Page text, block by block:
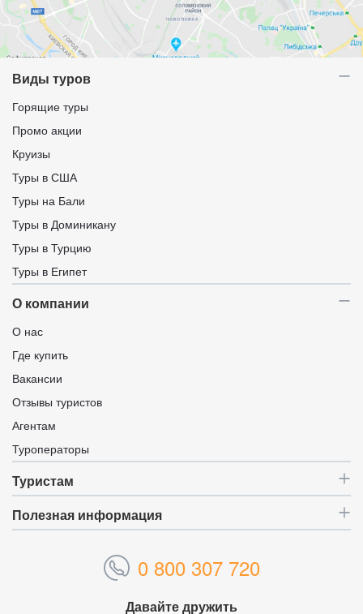
Виды туров
Горящие туры
Промо акции
Круизы
Туры в США
Туры на Бали
Туры в Доминикану
Туры в Турцию
Туры в Египет
О компании
О нас
Где купить
Вакансии
Отзывы туристов
Агентам
Туроператоры
Туристам
Полезная информация
0 800 307 720
Давайте дружить